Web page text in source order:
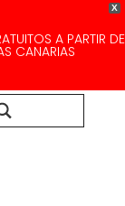
X
A PARTIR DE
CANARIAS